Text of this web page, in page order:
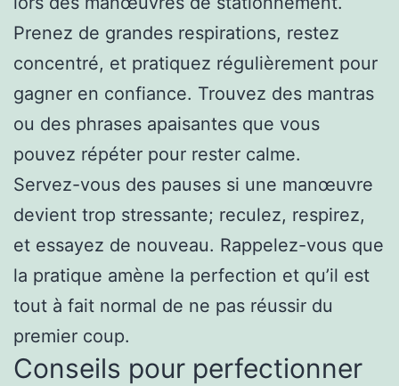
Prenez de grandes respirations, restez
concentré, et pratiquez régulièrement pour
gagner en confiance. Trouvez des mantras
ou des phrases apaisantes que vous
pouvez répéter pour rester calme.
Servez-vous des pauses si une manœuvre
devient trop stressante; reculez, respirez,
et essayez de nouveau. Rappelez-vous que
la pratique amène la perfection et qu’il est
tout à fait normal de ne pas réussir du
premier coup.
Conseils pour perfectionner